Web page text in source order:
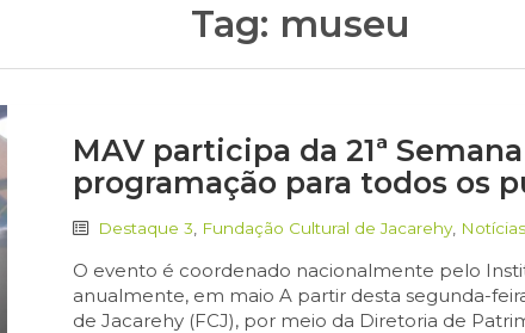
Tag: museu
MAV participa da 21ª
programação para todos os
Destaque 3 Fundação Cultural de Jacarehy Notícias
O evento é coordenado nacionalmente pelo
anualmente, em maio A partir desta segunda-
de Jacarehy (FCJ), por meio da Diretoria de